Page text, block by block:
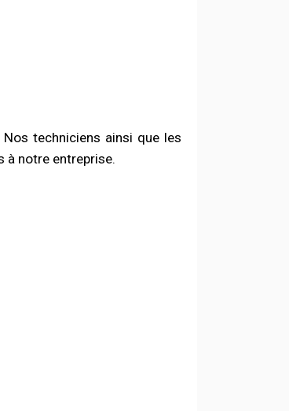
techniciens ainsi que les
à notre entreprise.